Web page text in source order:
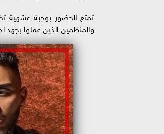
تمتع الحضور بوجبة عشهية
والمنظمين الذين عملوا